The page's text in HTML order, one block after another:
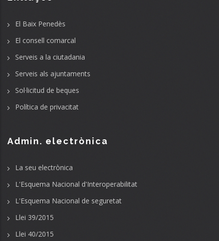
El Baix Penedès
El consell comarcal
Serveis a la ciutadania
Serveis als ajuntaments
Sol·licitud de beques
Política de privacitat
Admin. electrònica
La seu electrònica
L'Esquema Nacional d'Interoperabilitat
L'Esquema Nacional de seguretat
Llei 39/2015
Llei 40/2015